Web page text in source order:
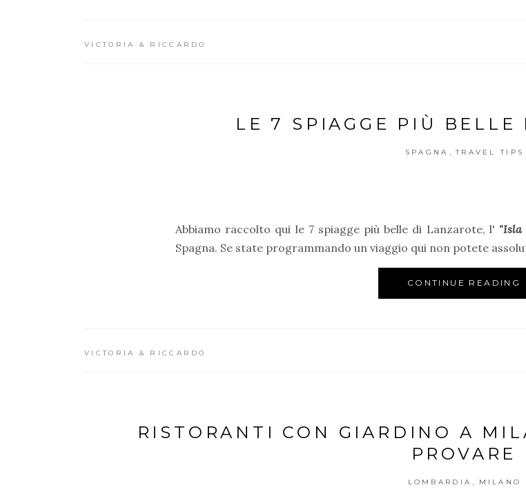
VICTORIA & RICCARDO
LE 7 SPIAGGE PIÙ BELLE
SPAGNA TRAVEL TIPS
Abbiamo raccolto qui le 7 spiagge più belle di Lanzarote, l' "Isla
Spagna. Se state programmando un viaggio qui non potete
CONTINUE READING
VICTORIA & RICCARDO
RISTORANTI CON GIARDINO A
PROVARE
LOMBARDIA MILANO